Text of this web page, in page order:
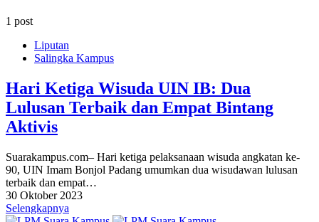
1 post
Liputan
Salingka Kampus
Hari Ketiga Wisuda UIN IB: Dua
Lulusan Terbaik dan Empat Bintang
Aktivis
Suarakampus.com– Hari ketiga pelaksanaan wisuda angkatan ke-
90, UIN Imam Bonjol Padang umumkan dua wisudawan lulusan
terbaik dan empat…
30 Oktober 2023
Selengkapnya